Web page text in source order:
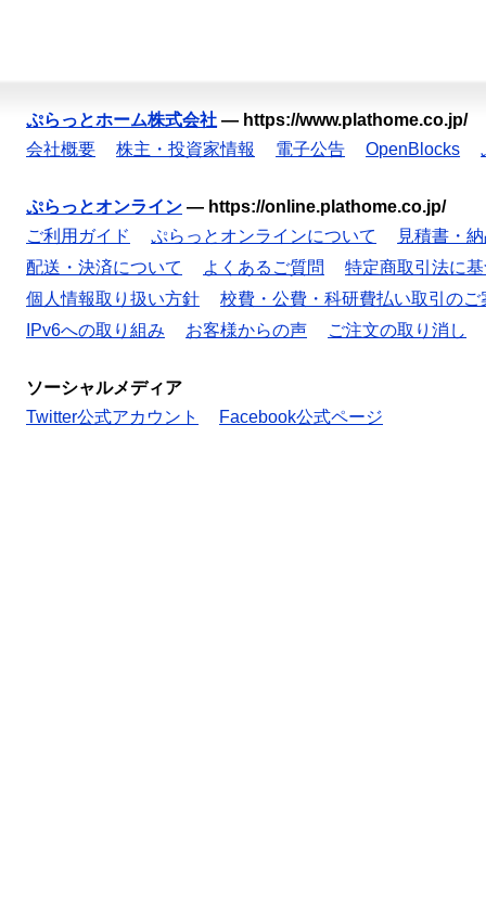
ぷらっとホーム株式会社 — https://www.plathome.co.jp/
会社概要
株主・投資家情報 電子公告 OpenBlocks
ぷらっとオンライン — https://online.plathome.co.jp/
ご利用ガイド
ぷらっとオンラインについて
見積書・
配送・決済について
よくあるご質問
特定商取引法に
個人情報取り扱い方針
校費・公費・科研費払い取引のご
IPv6への取り組み
お客様からの声 ご注文の取り消し
ソーシャルメディア
Twitter公式アカウント
Facebook公式ページ